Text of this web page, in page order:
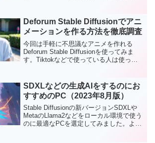
Deforum Stable Diffusionでアニ
メーションを作る方法を徹底調査
今回は手軽に不思議なアニメを作れる
Deforum Stable Diffusionを使ってみま
す。Tiktokなどで使っている人は使って
ん。手軽に動画を作れるので、是非使っ
てみてはいかがでしょうか。
SDXLなどの生成AIをするのにお
すすめのPC（2023年8月版）
Stable Diffusionの新バージョンSDXLや
MetaのLlama2などをローカル環境で使う
のに最適なPCを選定してみました。よく